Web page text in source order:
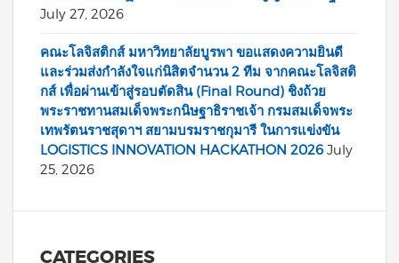
July 27, 2026
คณะโลจิสติกส์ มหาวิทยาลัยบูรพา ขอแสดงความยินดี
และร่วมส่งกำลังใจแก่นิสิตจำนวน 2 ทีม จากคณะโลจิสติ
กส์ เพื่อผ่านเข้าสู่รอบตัดสิน (Final Round) ชิงถ้วย
พระราชทานสมเด็จพระกนิษฐาธิราชเจ้า กรมสมเด็จพระ
เทพรัตนราชสุดาฯ สยามบรมราชกุมารี ในการแข่งขัน
LOGISTICS INNOVATION HACKATHON 2026 July
25, 2026
CATEGORIES